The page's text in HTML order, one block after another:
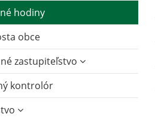
hodiny
obce
zastupiteľstvo
kontrolór